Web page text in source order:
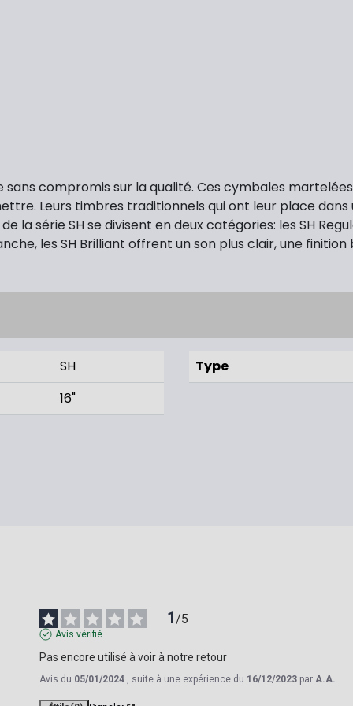
compromis sur la qualité. Ces cymbales
Leurs timbres traditionnels qui ont leur place
la série SH se divisent en deux catégories: les SH
les SH Brilliant offrent un son plus clair, une
SH
16"
Type
1/5
Avis vérifié
Pas encore utilisé à voir à notre retour
Avis du 05/01/2024 , suite à une expérience du 16/12/2023 par A.A.